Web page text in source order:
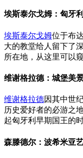
埃斯泰尔戈姆：匈牙
埃斯泰尔戈姆位于布
大的教堂给人留下了
所在地，从这里可以
维谢格拉德：城堡美
维谢格拉德因其中世
历史爱好者的必游之
起匈牙利早期国王的时
森滕德尔：波希米亚